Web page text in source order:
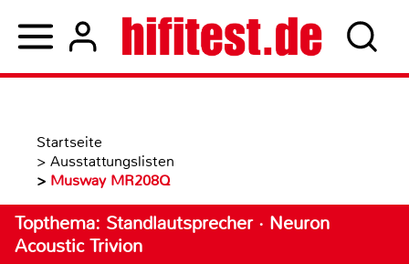
Startseite
> Ausstattungslisten
> Musway MR208Q
Topthema: Standlautsprecher · Neuron
Acoustic Trivion